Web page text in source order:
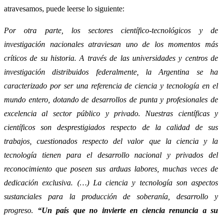
atravesamos, puede leerse lo siguiente:
Por otra parte, los sectores científico-tecnológicos y de
investigación nacionales atraviesan uno de los momentos más
críticos de su historia. A través de las universidades y centros de
investigación distribuidos federalmente, la Argentina se ha
caracterizado por ser una referencia de ciencia y tecnología en el
mundo entero, dotando de desarrollos de punta y profesionales de
excelencia al sector público y privado. Nuestras científicas y
científicos son desprestigiados respecto de la calidad de sus
trabajos, cuestionados respecto del valor que la ciencia y la
tecnología tienen para el desarrollo nacional y privados del
reconocimiento que poseen sus arduas labores, muchas veces de
dedicación exclusiva. (…) La ciencia y tecnología son aspectos
sustanciales para la producción de soberanía, desarrollo y
progreso. “Un país que no invierte en ciencia renuncia a su